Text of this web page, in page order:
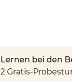
Lernen bei den
2 Gratis-